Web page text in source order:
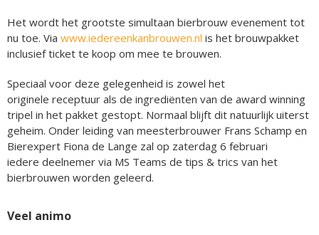
Het wordt het grootste simultaan bierbrouw evenement tot
nu toe. Via www.iedereenkanbrouwen.nl is het brouwpakket
inclusief ticket te koop om mee te brouwen.
Speciaal voor deze gelegenheid is zowel het
originele receptuur als de ingrediënten van de award winning
tripel in het pakket gestopt. Normaal blijft dit natuurlijk uiterst
geheim. Onder leiding van meesterbrouwer Frans Schamp en
Bierexpert Fiona de Lange zal op zaterdag 6 februari
iedere deelnemer via MS Teams de tips & trics van het
bierbrouwen worden geleerd.
Veel animo